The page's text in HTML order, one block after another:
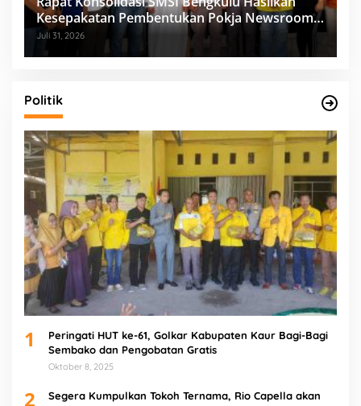
Kesepakatan Pembentukan Pokja Newsroom
Kolaboratif
Juli 31, 2026
Politik
1
Peringati HUT ke-61, Golkar Kabupaten Kaur Bagi-Bagi
Sembako dan Pengobatan Gratis
Oktober 8, 2025
2
Segera Kumpulkan Tokoh Ternama, Rio Capella akan